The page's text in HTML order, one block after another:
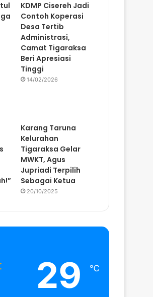
KDMP Cisereh Jadi
Contoh Koperasi
Desa Tertib
Administrasi,
Camat Tigaraksa
Beri Apresiasi
Tinggi
14/02/2026
Karang Taruna
Kelurahan
Tigaraksa Gelar
MWKT, Agus
Jupriadi Terpilih
Sebagai Ketua
20/10/2025
29 ℃